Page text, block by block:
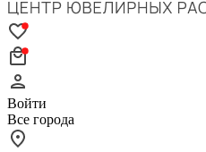
Войти
Все города